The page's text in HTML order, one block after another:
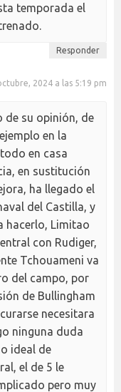
temporada el
Responder
2024 a las 5:19 pm
de su opinión, de
en la
en casa
en sustitución
ha llegado el
del Castilla, y
hacerlo, Limitao
con Rudiger,
Tchouameni va
del campo, por
de Bullingham
necesitara
ninguna duda
ideal de
el de 5 le
pero muy